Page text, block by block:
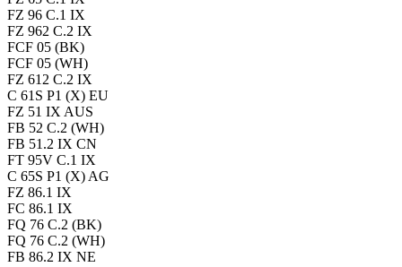
FZ 96 C.1 IX
FZ 962 C.2 IX
FCF 05 (BK)
FCF 05 (WH)
FZ 612 C.2 IX
C 61S P1 (X) EU
FZ 51 IX AUS
FB 52 C.2 (WH)
FB 51.2 IX CN
FT 95V C.1 IX
C 65S P1 (X) AG
FZ 86.1 IX
FC 86.1 IX
FQ 76 C.2 (BK)
FQ 76 C.2 (WH)
FB 86.2 IX NE